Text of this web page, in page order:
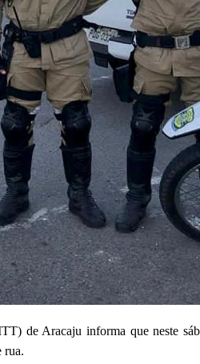
de Aracaju informa que neste
rua.